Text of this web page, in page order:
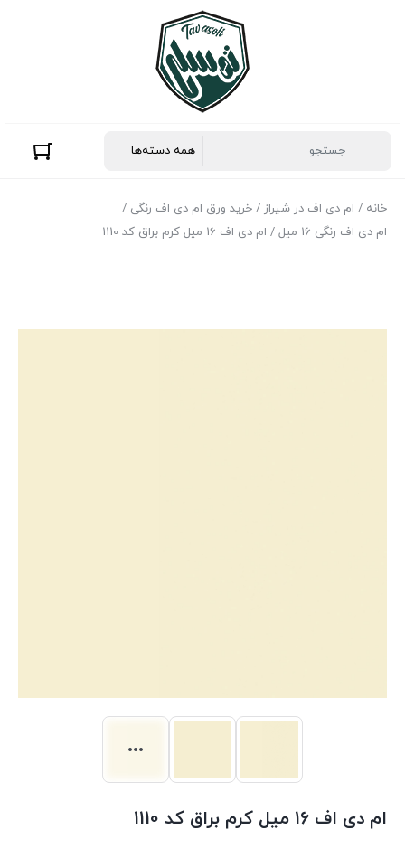
خانه / ام دی اف در شیراز / خرید ورق ام دی اف رنگی /
ام دی اف رنگی 16 میل
/ ام دی اف 16 میل کرم براق کد 1110
ام دی اف 16 میل کرم براق کد 1110